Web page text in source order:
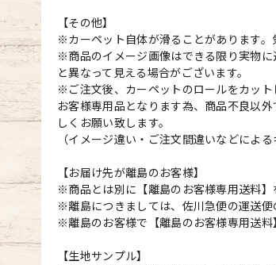
【その他】
※カーペット自体が滑ることがあります。
※商品のイメージ画像はできる限り実物
と異なって見える場合がございます。
※ご注文後、カーペットのロールをカット
お客様専用品となります為、商品不良以
しくお願い致します。
（イメージ違い・ご注文間違いなどによ
【お届け先が離島のお客様】
※商品とは別に【離島のお客様専用送料】
※離島につきましては、佐川急便の運送便
※離島のお客様で【離島のお客様専用送料
【生地サンプル】